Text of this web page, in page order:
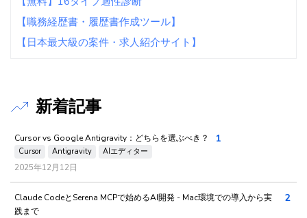
【職務経歴書・履歴書作成ツール】
【日本最大級の案件・求人紹介サイト】
新着記事
Cursor vs Google Antigravity：どちらを選ぶべき？
Cursor Antigravity AIエディター
2025年12月12日
1
Claude CodeとSerena MCPで始めるAI開発 - Mac環境での導入から実
践まで
2